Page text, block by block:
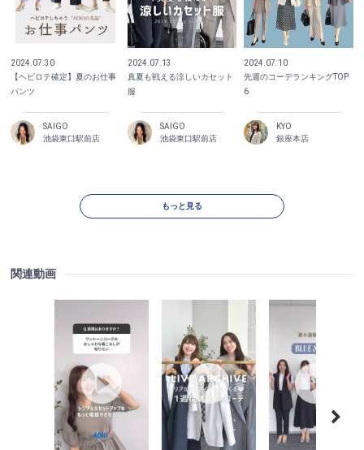
2024.07.30
【ヘビロテ確定】夏のお仕事
パンツ
SAIGO
池袋東口駅前店
2024.07.13
真夏も戦える涼しいカセット
服
SAIGO
池袋東口駅前店
2024.07.10
先週のコーデランキングTOP
6
KYO
銀座本店
もっと見る
関連動画